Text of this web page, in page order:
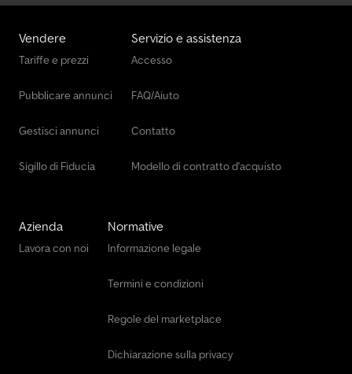
Vendere
Tariffe e prezzi
Pubblicare annunci
Gestisci annunci
Sigillo di Fiducia
Servizio e assistenza
Accesso
FAQ/Aiuto
Contatto
Modello di contratto d'acquisto
Azienda
Lavora con noi
Normative
Informazione legale
Termini e condizioni
Regole del marketplace
Dichiarazione sulla privacy